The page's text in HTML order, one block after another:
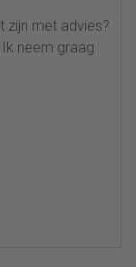
zijn met advies?
neem graag